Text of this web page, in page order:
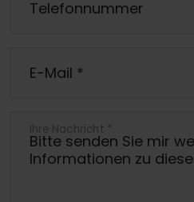
Telefonnummer
E-Mail *
Ihre Nachricht *